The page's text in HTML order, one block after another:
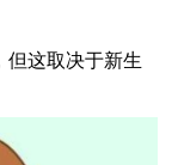
但这取决于新生